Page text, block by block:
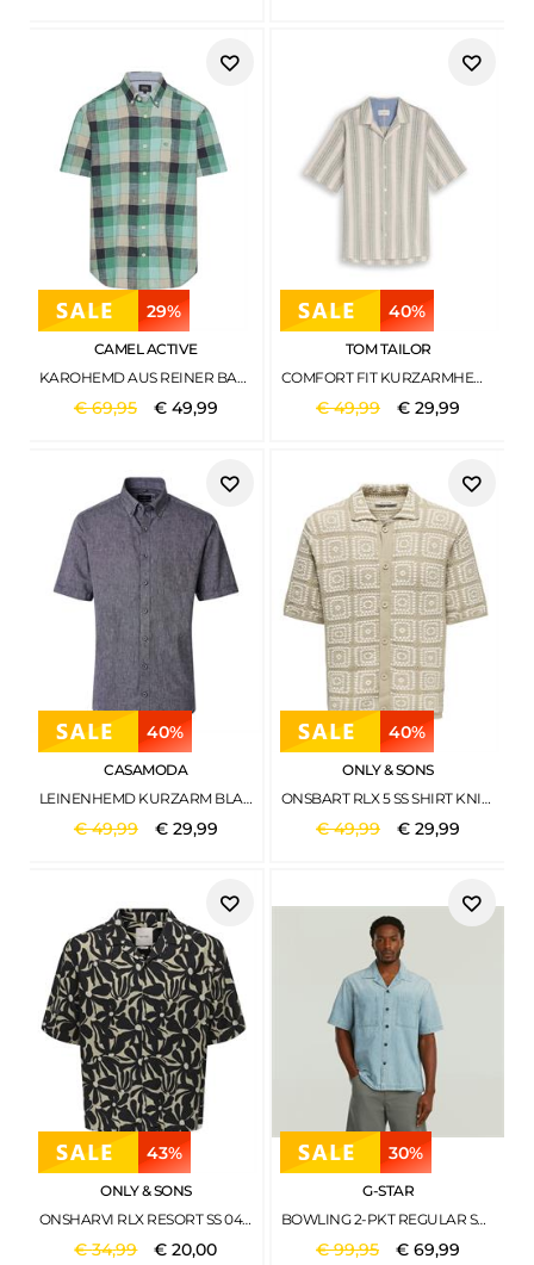
29%
CAMEL ACTIVE
KAROHEMD AUS REINER BAUMWOLLE LAGOON GREEN
€69,95 € 49,99
40%
TOM TAILOR
COMFORT FIT KURZARMHEMD MIT STREIFEN OLIVE MULTICOLOR STRIPE
€49,99 €29,99
40%
CASAMODA
LEINENHEMD KURZARM BLAU2
€49,99 € 29,99
40%
ONLY & SONS
ONSBART RLX 5 SS SHIRT KNIT NOOS SILVER LINING
€49,99 €29,99
43%
ONLY & SONS
ONSHARVI RLX RESORT SS 041 AOP SHIRT JET BLACK
€34,99 €20,00
30%
G-STAR
BOWLING 2-PKT REGULAR SHIRT S\S VINTAGE MIRAGE
€99,95 €69,99